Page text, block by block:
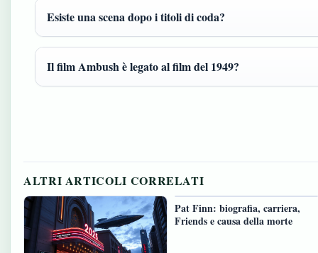
Esiste una scena dopo i titoli di coda?
Il film Ambush è legato al film del 1949?
ALTRI ARTICOLI CORRELATI
Pat Finn: biografia, carriera,
Friends e causa della morte